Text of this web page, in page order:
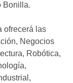
Bonilla.
ofrecerá las
Negocios
Robótica,